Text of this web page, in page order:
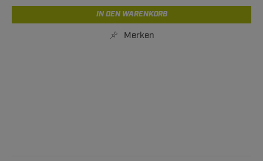
IN DEN WARENKORB
Merken